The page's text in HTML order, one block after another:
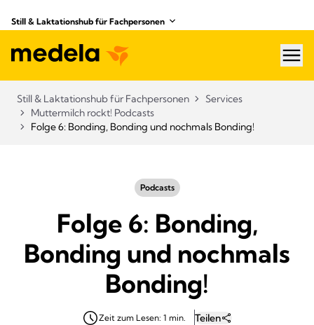
Still & Laktationshub für Fachpersonen
Still & Laktationshub für Fachpersonen
Services
Muttermilch rockt! Podcasts
Folge 6: Bonding, Bonding und nochmals Bonding!
Podcasts
Folge 6: Bonding,
Bonding und nochmals
Bonding!
Zeit zum Lesen: 1 min. Teilen